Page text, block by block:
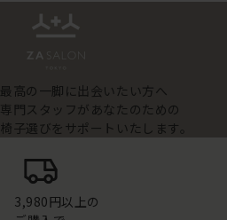
最高の一脚に出会いたい方へ
専門スタッフがあなたのための
椅子選びをサポートいたします。
3,980円以上の